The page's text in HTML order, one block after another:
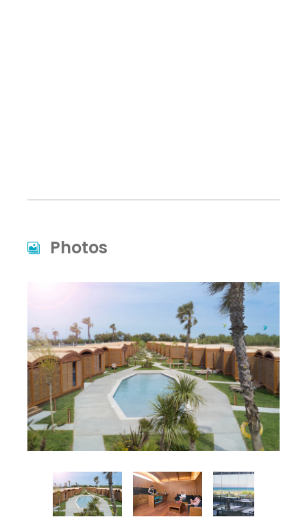
Photos